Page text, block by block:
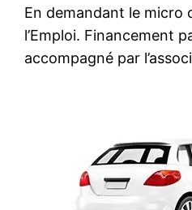
En demandant le micro
l’Emploi. Financement
accompagné par